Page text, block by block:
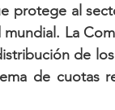
protege al
La
de
de cuotas